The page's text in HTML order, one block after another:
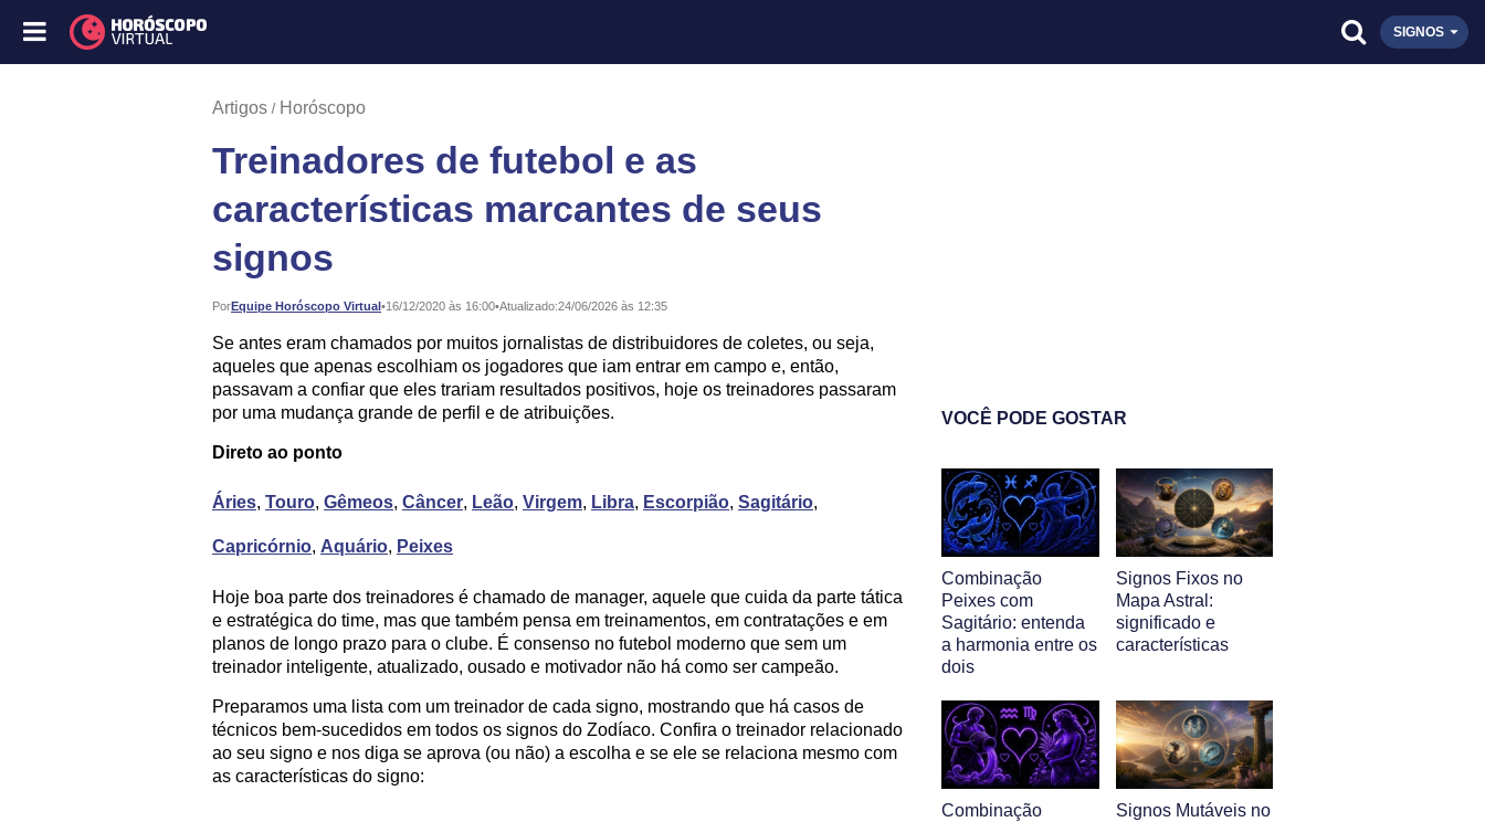
SIGNOS
Artigos Horóscopo
Treinadores de futebol e as
características marcantes de seus
signos
PorEquipe Horóscopo Virtual•
Publicado: 16/12/2020 às 16:00•Atualizado:24/06/2026 às 12:35
Se antes eram chamados por muitos jornalistas de distribuidores de coletes, ou seja,
aqueles que apenas escolhiam os jogadores que iam entrar em campo e, então,
passavam a confiar que eles trariam resultados positivos, hoje os treinadores passaram
por uma mudança grande de perfil e de atribuições.
Direto ao ponto
Áries, Touro, Gêmeos, Câncer, Leão, Virgem, Libra, Escorpião, Sagitário,
Capricórnio, Aquário, Peixes
Hoje boa parte dos treinadores é chamado de manager, aquele que cuida da parte tática
e estratégica do time, mas que também pensa em treinamentos, em contratações e em
planos de longo prazo para o clube. É consenso no futebol moderno que sem um
treinador inteligente, atualizado, ousado e motivador não há como ser campeão.
Preparamos uma lista com um treinador de cada signo, mostrando que há casos de
técnicos bem-sucedidos em todos os signos do Zodíaco. Confira o treinador relacionado
ao seu signo e nos diga se aprova (ou não) a escolha e se ele se relaciona mesmo com
as características do signo:
VOCÊ PODE GOSTAR
Combinação
Peixes com
Sagitário: entenda
a harmonia entre os
dois
Signos Fixos no
Mapa Astral:
significado e
características
Combinação
Signos Mutáveis no